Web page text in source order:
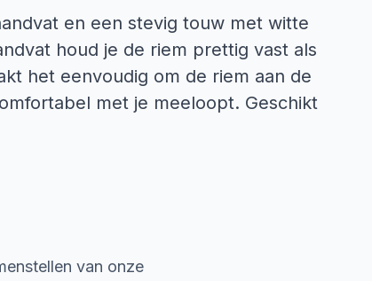
en een stevig touw met witte
houd je de riem prettig vast als
het eenvoudig om de riem aan de
met je meeloopt. Geschikt
van onze